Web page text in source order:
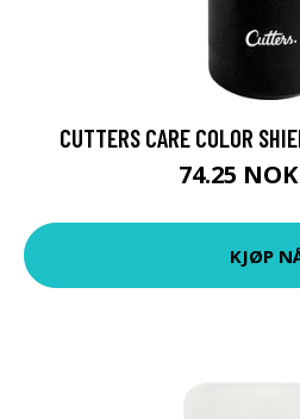
CUTTERS CARE COLOR
74.25 NOK
KJØP